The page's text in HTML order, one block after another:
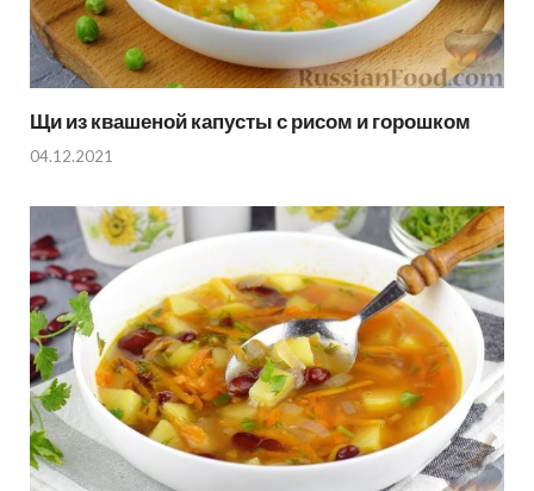
Щи из квашеной капусты с рисом и горошком
04.12.2021